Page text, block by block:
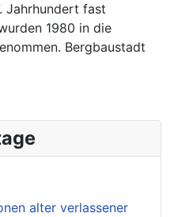
Jahrhundert fast
1980 in die
Bergbaustadt
alter verlassener